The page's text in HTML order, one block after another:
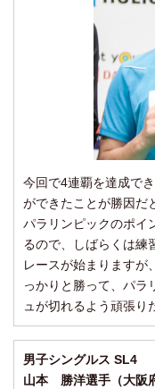
今回で4連覇を達成で
ができたことが勝因だ
パラリンピックのポイ
るので、しばらくは練
レースが始まりますが
っかりと勝って、パラ
ュが切れるよう頑張り
男子シングルス SL4
山本 勝洋選手（大阪